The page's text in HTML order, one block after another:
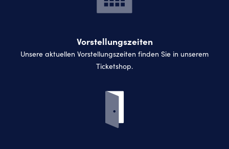
Vorstellungszeiten
Unsere aktuellen Vorstellungszeiten finden Sie in unserem
Ticketshop.